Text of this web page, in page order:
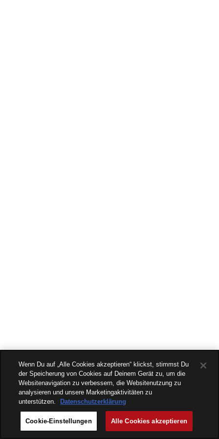
Wenn Du auf „Alle Cookies akzeptieren“ klickst, stimmst Du
der Speicherung von Cookies auf Deinem Gerät zu, um die
Websitenavigation zu verbessern, die Websitenutzung zu
analysieren und unsere Marketingaktivitäten zu
unterstützen.
Datenschutzerklärung
Cookie-Einstellungen Alle Cookies akzeptieren